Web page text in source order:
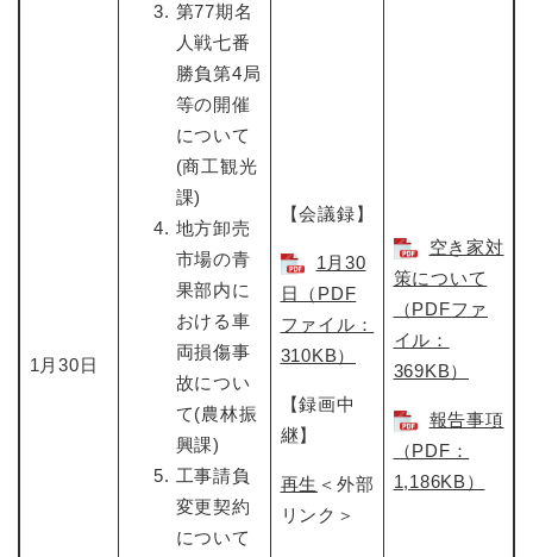
1月30日
第77期名
人戦七番
勝負第4局
等の開催
について
(商工観光
課)
地方卸売
市場の青
果部内に
おける車
両損傷事
故につい
て(農林振
興課)
工事請負
変更契約
について
【会議録】
1月30
日​（PDF
ファイル：
310KB）
【録画中
継】
再生 ＜外部
リンク＞
空き家対
策について
（PDFファ
イル：
369KB）
報告事項
（PDF：
1,186KB）